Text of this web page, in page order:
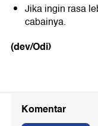
Jika ingin rasa
cabainya.
(dev/Odi)
Komentar